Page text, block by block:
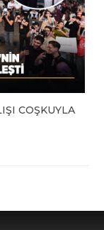
COŞKUYLA